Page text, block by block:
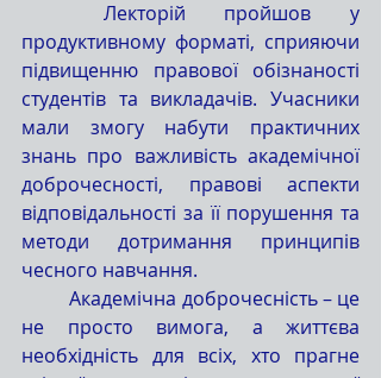
продуктивному форматі, сприяючи
підвищенню правової обізнаності
студентів та викладачів. Учасники
мали змогу набути практичних
знань про важливість академічної
доброчесності, правові аспекти
відповідальності за її порушення та
методи дотримання принципів
чесного навчання.
	Академічна доброчесність – це
не просто вимога, а життєва
необхідність для всіх, хто прагне